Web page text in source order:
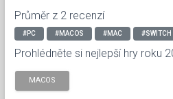
Průměr z 2 recenzí
#PC #MACOS #MAC #SWITCH
Prohlédněte si nejlepší hry roku
MACOS